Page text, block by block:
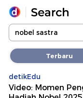
Yang sedang ramai
Loading...
Promoted
Terbaru
detikEdu
Video: Momen